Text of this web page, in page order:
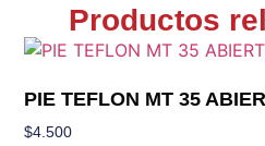
Productos
PIE TEFLON MT 35
$4.500